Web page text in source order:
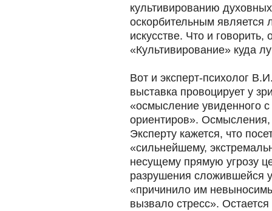
культивированию
оскорбительным является
искусстве. Что и
«Культивирование» куда
Вот и эксперт-психолог
выставка провоцирует у
«осмысление увиденного
ориентиров». Осмысления,
Эксперту кажется, что
«сильнейшему,
несущему прямую угрозу
разрушения сложившейся
«причинило им
вызвало стресс».